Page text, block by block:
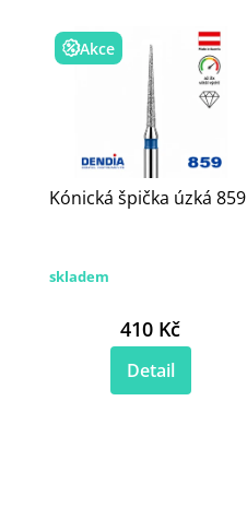
Akce
Kónická špička úzká 859
skladem
410 Kč
Detail